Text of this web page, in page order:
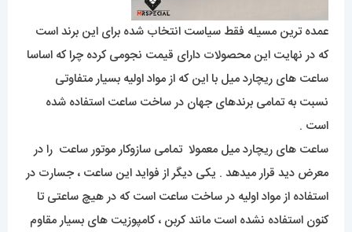
عمده ترین مسیله فقط سیاست انتخاب شده برای این برند است
که در نهایت این محصولات دارای قیمت نجومی کرده چرا که اساسا
ساعت های ریچارد میل با این که از مواد اولیه بسیار متفاوتی
نسبت به تمامی برندهای جهان در ساخت ساعت استفاده شده
است .
ساعت های ریچارد میل معمولا تمامی سازوکار موتور ساعت را در
معرض دید قرار میدهد . یکی دیگر از فواید این ساعت ، جسارت در
استفاده از مواد اولیه در ساخت ساعت است که در هیچ ساعتی تا
کنون استفاده نشده است مانند کربن ، کامپوزیت های بسیار مقاوم